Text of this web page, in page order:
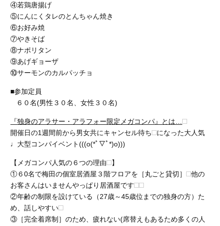
④若鶏唐揚げ
⑤にんにくタレのとんちゃん焼き
⑥お好み焼
⑦やきそば
⑧ナポリタン
⑨あげギョーザ
⑩サーモンのカルパッチョ
■参加定員
６０名(男性３０名、女性３０名)
『独身のアラサー・アラフォー限定メガコンパ』とは…
開催日の1週間前から男女共にキャンセル待ち
になった大人気
♩大型コンパイベント(((o(*ﾟ▽ﾟ*)o)))
【メガコンパ人気の６つの理由
】
①６0名で梅田の個室居酒屋３階フロアを［丸ごと貸切］
他の
お客さんはいませんやっぱり居酒屋です
②年齢の制限を設けている （27歳～45歳位までの独身の方）た
め、話しやすい
③［完全着席制］のため、疲れない(席替えもあるため多くの人